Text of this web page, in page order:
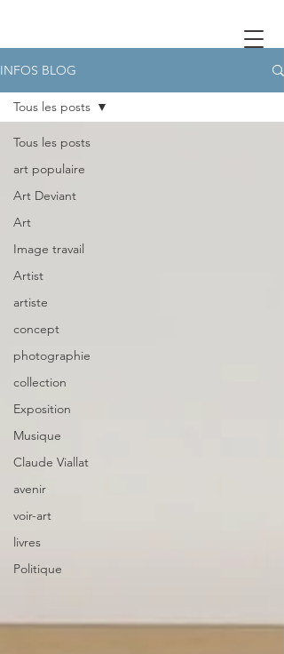
INFOS BLOG
Tous les posts
art populaire
Art Deviant
Art
Image travail
Artist
artiste
concept
photographie
collection
Exposition
Musique
Claude Viallat
avenir
voir-art
livres
Politique
Tous les posts